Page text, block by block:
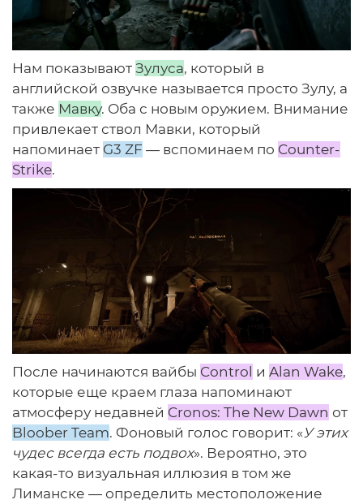
Нам показывают Зулуса, который в
английской озвучке называется просто Зулу, а
также Мавку. Оба с новым оружием. Внимание
привлекает ствол Мавки, который
напоминает G3 ZF — вспоминаем по Counter-
Strike.
После начинаются вайбы Control и Alan Wake,
которые еще краем глаза напоминают
атмосферу недавней Cronos: The New Dawn от
Bloober Team. Фоновый голос говорит: «У этих
чудес всегда есть подвох». Вероятно, это
какая-то визуальная иллюзия в том же
Лиманске — определить местоположение